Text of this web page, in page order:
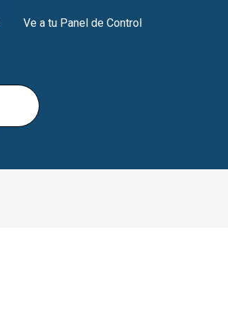
Ve a tu Panel de Control